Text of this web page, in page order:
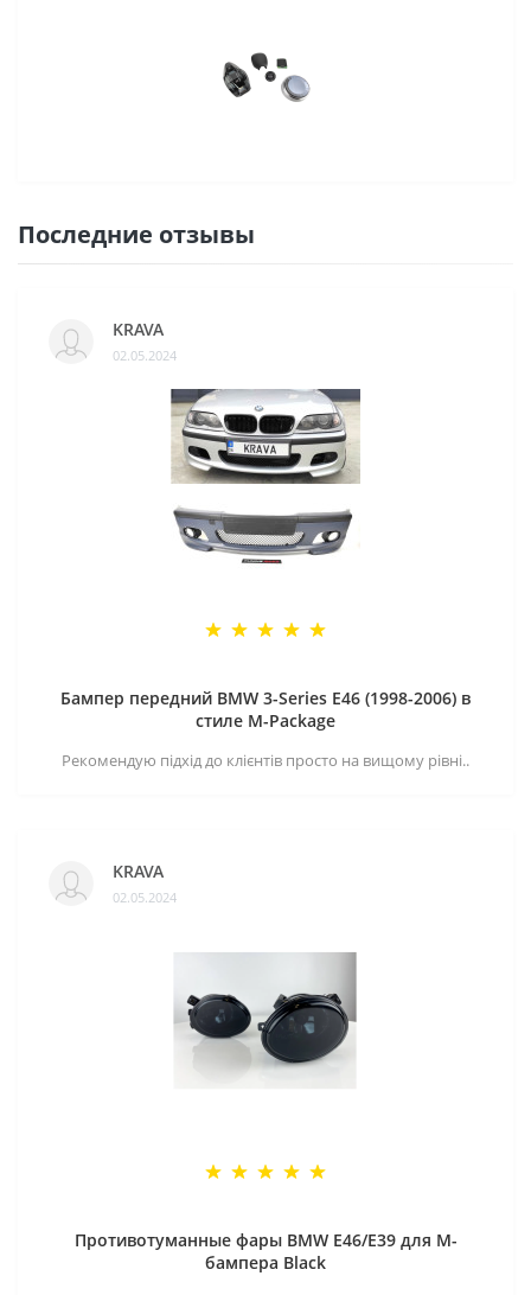
Последние отзывы
KRAVA
02.05.2024
Бампер передний BMW 3-Series E46 (1998-2006) в
стиле M-Package
Рекомендую підхід до клієнтів просто на вищому рівні..
KRAVA
02.05.2024
Противотуманные фары BMW E46/E39 для M-
бампера Black